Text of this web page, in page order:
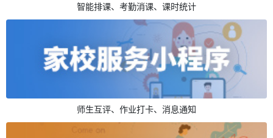
智能排课、考勤消课、课时统计
师生互评、作业打卡、消息通知